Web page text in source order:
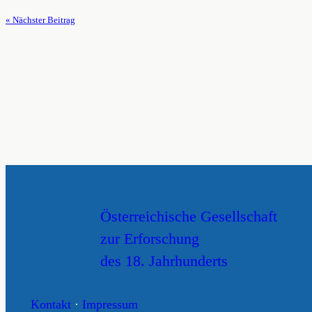
« Nächster Beitrag
Österreichische Gesellschaft
zur Erforschung
des 18. Jahrhunderts
Kontakt · Impressum